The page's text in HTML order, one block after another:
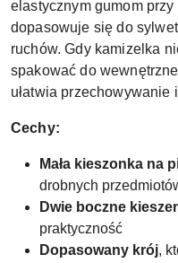
elastycznym gumom
dopasowuje się do
ruchów. Gdy kamizelka
spakować do
ułatwia przechowywanie
Cechy:
Mała kieszonka na
drobnych
Dwie boczne
praktyczność
Dopasowany krój,